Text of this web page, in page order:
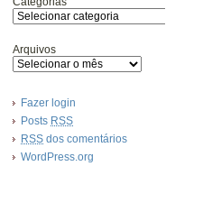
Arquivos
Fazer login
Posts RSS
RSS dos comentários
WordPress.org